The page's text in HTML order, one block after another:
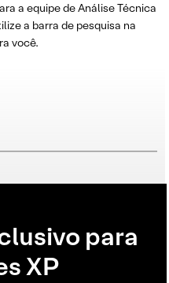
a equipe de Análise Técnica
a barra de pesquisa na
você.
para
XP